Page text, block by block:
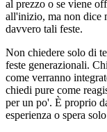
al prezzo o se viene
all'inizio, ma non dice
davvero tali feste.
Non chiedere solo di
feste generazionali.
come verranno
chiedi pure come
per un po'. È proprio
esperienza o spera